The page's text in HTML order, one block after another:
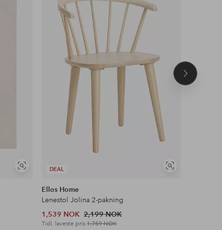
Vis
DEAL
Vis
Ellos Home
Lenestol Jolina 2-pakning
1,539 NOK 2,199 NOK
Tidl. laveste pris1,759 NOK
Neste